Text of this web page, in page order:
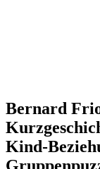
Bernard
Kind-